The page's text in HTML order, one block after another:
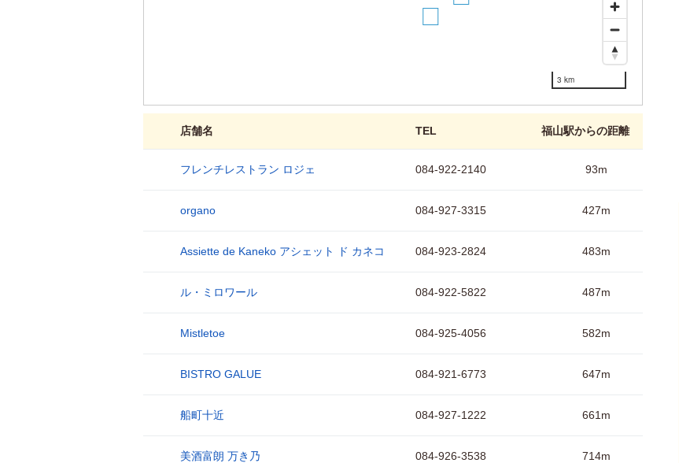
3 km
店舗名 TEL 福山駅からの距離
フレンチレストラン ロジェ 084-922-2140 93m
organo 084-927-3315 427m
Assiette de Kaneko アシェット ド カネコ 084-923-2824 483m
ル・ミロワール 084-922-5822 487m
Mistletoe 084-925-4056 582m
BISTRO GALUE 084-921-6773 647m
船町十近 084-927-1222 661m
美酒富朗 万き乃 084-926-3538 714m